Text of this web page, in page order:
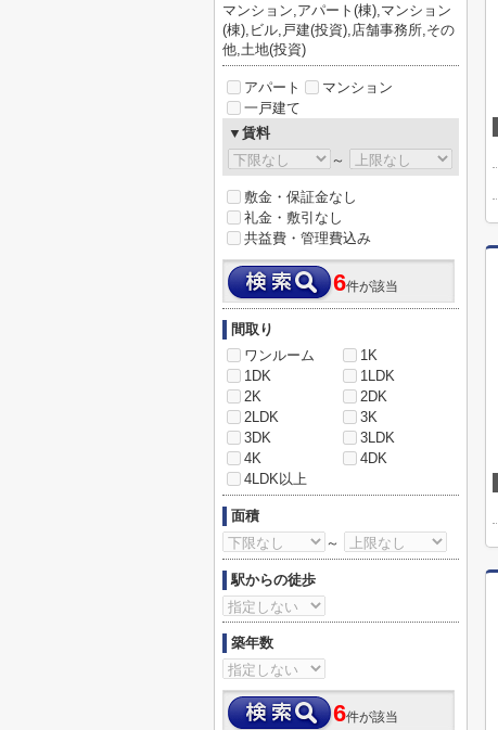
マンション,アパート(棟),マンション
(棟),ビル,戸建(投資),店舗事務所,その
他,土地(投資)
アパート
マンション
一戸建て
▼賃料
～
敷金・保証金なし
礼金・敷引なし
共益費・管理費込み
6件が該当
間取り
ワンルーム
1K
1DK
1LDK
2K
2DK
2LDK
3K
3DK
3LDK
4K
4DK
4LDK以上
面積
～
駅からの徒歩
築年数
6件が該当